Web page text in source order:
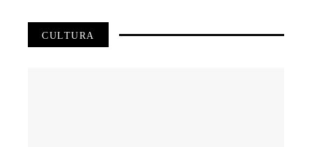
CULTURA